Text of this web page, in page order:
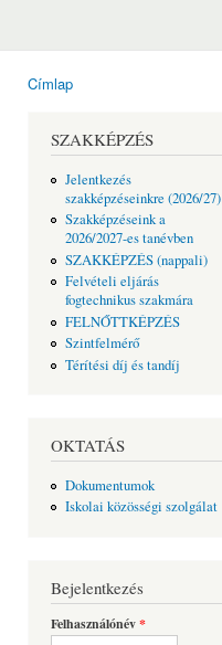
Címlap
SZAKKÉPZÉS
Jelentkezés
szakképzéseinkre (2026/27)
Szakképzéseink a
2026/2027-es tanévben
SZAKKÉPZÉS (nappali)
Felvételi eljárás
fogtechnikus szakmára
FELNŐTTKÉPZÉS
Szintfelmérő
Térítési díj és tandíj
OKTATÁS
Dokumentumok
Iskolai közösségi szolgálat
Bejelentkezés
Felhasználónév*